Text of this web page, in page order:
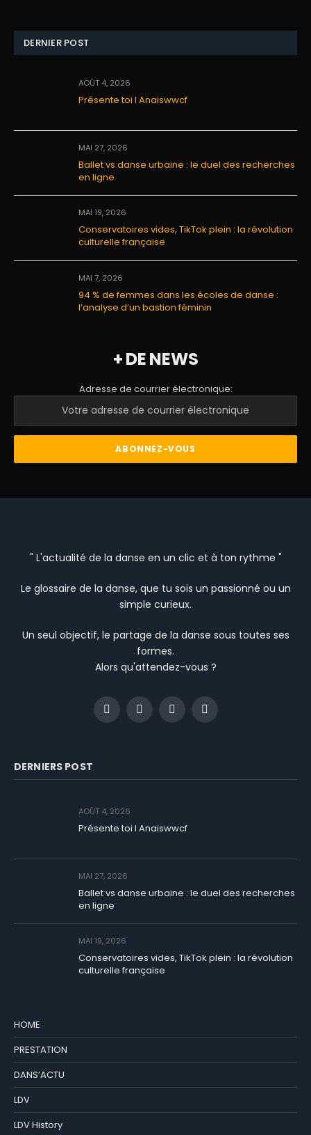
DERNIER POST
AOÛT 4, 2026
Présente toi I Anaiswwcf
MAI 27, 2026
Ballet vs danse urbaine : le duel des recherches
en ligne
MAI 19, 2026
Conservatoires vides, TikTok plein : la révolution
culturelle française
MAI 7, 2026
94 % de femmes dans les écoles de danse :
l’analyse d’un bastion féminin
+ DE NEWS
Adresse de courrier électronique:
" L'actualité de la danse en un clic et à ton rythme "
Le glossaire de la danse, que tu sois un passionné ou un
simple curieux.
Un seul objectif, le partage de la danse sous toutes ses
formes.
Alors qu'attendez-vous ?
FacebookInstagramYouTubeTikTok
DERNIERS POST
AOÛT 4, 2026
Présente toi I Anaiswwcf
MAI 27, 2026
Ballet vs danse urbaine : le duel des recherches
en ligne
MAI 19, 2026
Conservatoires vides, TikTok plein : la révolution
culturelle française
HOME
PRESTATION
DANS’ACTU
LDV
LDV History